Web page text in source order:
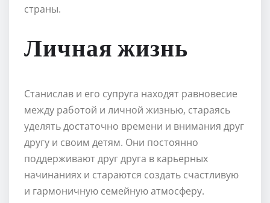
страны.
Личная жизнь
Станислав и его супруга находят равновесие
между работой и личной жизнью, стараясь
уделять достаточно времени и внимания друг
другу и своим детям. Они постоянно
поддерживают друг друга в карьерных
начинаниях и стараются создать счастливую
и гармоничную семейную атмосферу.